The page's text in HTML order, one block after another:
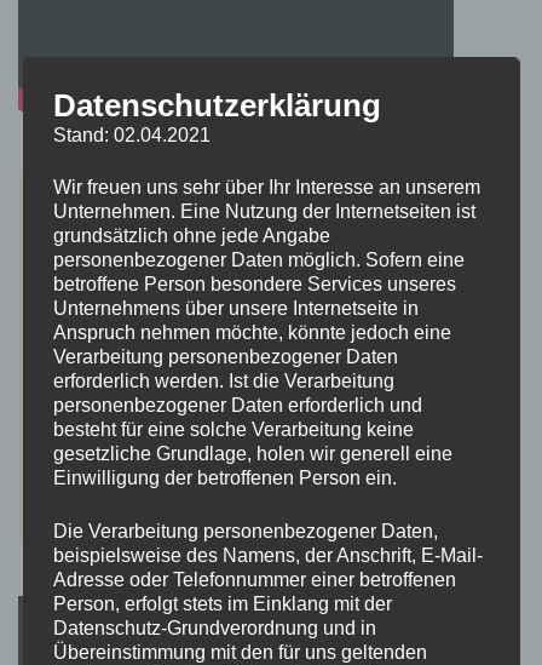
Datenschutzerklärung
Stand: 02.04.2021
Wir freuen uns sehr über Ihr Interesse an unserem
Unternehmen. Eine Nutzung der Internetseiten ist
grundsätzlich ohne jede Angabe
personenbezogener Daten möglich. Sofern eine
betroffene Person besondere Services unseres
Unternehmens über unsere Internetseite in
Anspruch nehmen möchte, könnte jedoch eine
Verarbeitung personenbezogener Daten
erforderlich werden. Ist die Verarbeitung
personenbezogener Daten erforderlich und
besteht für eine solche Verarbeitung keine
gesetzliche Grundlage, holen wir generell eine
Einwilligung der betroffenen Person ein.
Die Verarbeitung personenbezogener Daten,
beispielsweise des Namens, der Anschrift, E-Mail-
Adresse oder Telefonnummer einer betroffenen
Person, erfolgt stets im Einklang mit der
Datenschutz-Grundverordnung und in
Übereinstimmung mit den für uns geltenden